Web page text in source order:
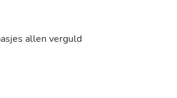
allen verguld